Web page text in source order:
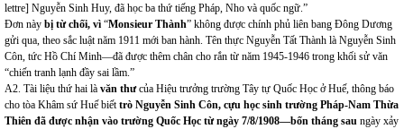
lettre] Nguyễn Sinh Huy, đã học ba thứ tiếng Pháp, Nho và quốc ngữ.”
Đơn này bị từ chối, vì “Monsieur Thành” không được chính phủ liên bang Đông Dương
gửi qua, theo sắc luật năm 1911 mới ban hành. Tên thực Nguyễn Tất Thành là Nguyễn Sinh
Côn, tức Hồ Chí Minh—đã được thêm chân cho rắn từ năm 1945-1946 trong khối sử văn
“chiến tranh lạnh đầy sai lầm.”
A2. Tài liệu thứ hai là văn thưcủa Hiệu trưởng trường Tây tự Quốc Học ở Huế, thông báo
cho tòa Khâm sứ Huế biếttrò Nguyễn Sinh Côn, cựu học sinh trường Pháp-Nam Thừa
Thiên đã được nhận vào trường Quốc Học từ ngày 7/8/1908—bốn tháng sau ngày xảy